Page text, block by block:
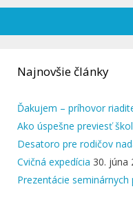
Najnovšie články
Ďakujem – príhovor
Ako úspešne previesť
Desatoro pre rodičov
Cvičná expedícia 30. júna
Prezentácie seminárnych